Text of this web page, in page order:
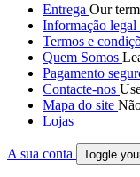
Entrega Our
Informação legal
Termos e
Quem Somos
Pagamento
Contacte-nos
Mapa do site
Lojas
A sua conta Toggle